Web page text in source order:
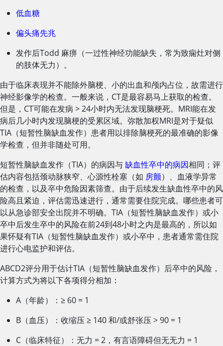
低血糖
偏头痛先兆
发作后Todd 麻痹（一过性神经功能缺失，常为致痫灶对侧
的肢体无力）。
由于临床表现并不能除外脑梗、小的出血和颅内占位，故需进行
神经影像学的检查。一般来说，CT是最容易马上获取的检查。
但是，CT可能在发病 >24小时内无法发现脑梗死。MRI能在发
病后几小时内发现脑梗的受累区域。弥散加权MRI是对于疑似
TIA（短暂性脑缺血发作）患者用以排除脑梗死的最准确的影像
学检查，但并非随处可用。
短暂性脑缺血发作（TIA）的病因与缺血性卒中的病因相同；评
估内容包括颈动脉狭窄、心源性栓塞（如 房颤）、血液学异常
的检查，以及卒中危险因素筛查。由于后续发生缺血性卒中的风
险高且紧迫，评估需迅速进行，通常需要住院完成。哪些患者可
以从急诊部安全出院并不明确。TIA（短暂性脑缺血发作）或小
卒中后发生卒中的风险在前24到48小时之内是最高的，所以如
果怀疑有TIA（短暂性脑缺血发作）或小卒中，患者通常需住院
进行心电监护和评估。
ABCD2评分用于估计TIA（短暂性脑缺血发作）后卒中的风险，
计算方式为将以下各项得分相加：
A（年龄）：≥ 60 = 1
B（血压）：收缩压 ≥ 140 和/或舒张压 > 90 = 1
C（临床特征）：无力 = 2，有言语障碍但无无力 = 1